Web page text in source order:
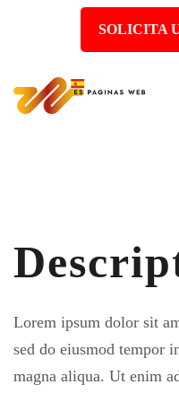
SOLICITA
Lorem ipsum dolor sit
sed do eiusmod tempor
magna aliqua. Ut enim